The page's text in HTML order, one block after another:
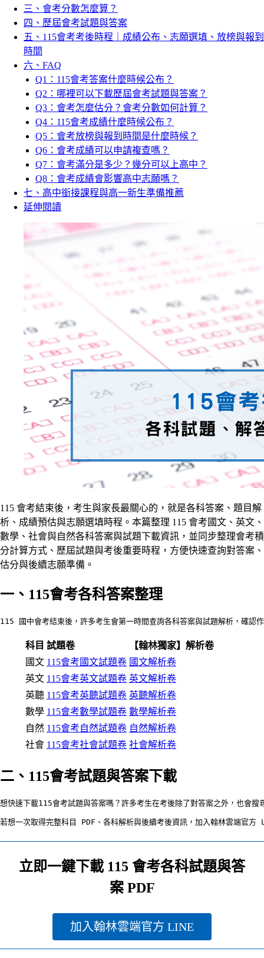
三、會考分數怎麼算？
四、歷屆會考試題與答案
五、115會考考後時程｜成績公布、志願選填、放榜與報到
時間
六、FAQ
Q1：115會考答案什麼時候公布？
Q2：哪裡可以下載歷屆會考試題與答案？
Q3：會考怎麼估分？會考分數如何計算？
Q4：115會考成績什麼時候公布？
Q5：會考放榜與報到時間是什麼時候？
Q6：會考成績可以申請複查嗎？
Q7：會考滿分是多少？幾分可以上高中？
Q8：會考成績會影響高中志願嗎？
七、高中銜接課程與高一新生準備推薦
延伸閱讀
115 會考結束後，考生與家長最關心的，就是各科答案、題目解
析、成績預估與志願選填時程。本篇整理 115 會考國文、英文、
數學、社會與自然各科答案與試題下載資訊，並同步整理會考積
分計算方式、歷屆試題與考後重要時程，方便快速查詢對答案、
估分與後續志願準備。
一、115會考各科答案整理
115 國中會考結束後，許多考生會第一時間查詢各科答案與試題解析，確認
科目 試題卷
【翰林獨家】解析卷
國文 115會考國文試題卷 國文解析卷
英文 115會考英文試題卷 英文解析卷
英聽 115會考英聽試題卷 英聽解析卷
數學 115會考數學試題卷 數學解析卷
自然 115會考自然試題卷 自然解析卷
社會 115會考社會試題卷 社會解析卷
二、115會考試題與答案下載
想快速下載115會考試題與答案嗎？許多考生在考後除了對答案之外，也會
若想一次取得完整科目 PDF、各科解析與後續考後資訊，加入翰林雲端官
立即一鍵下載 115 會考各科試題與答
案 PDF
加入翰林雲端官方 LINE